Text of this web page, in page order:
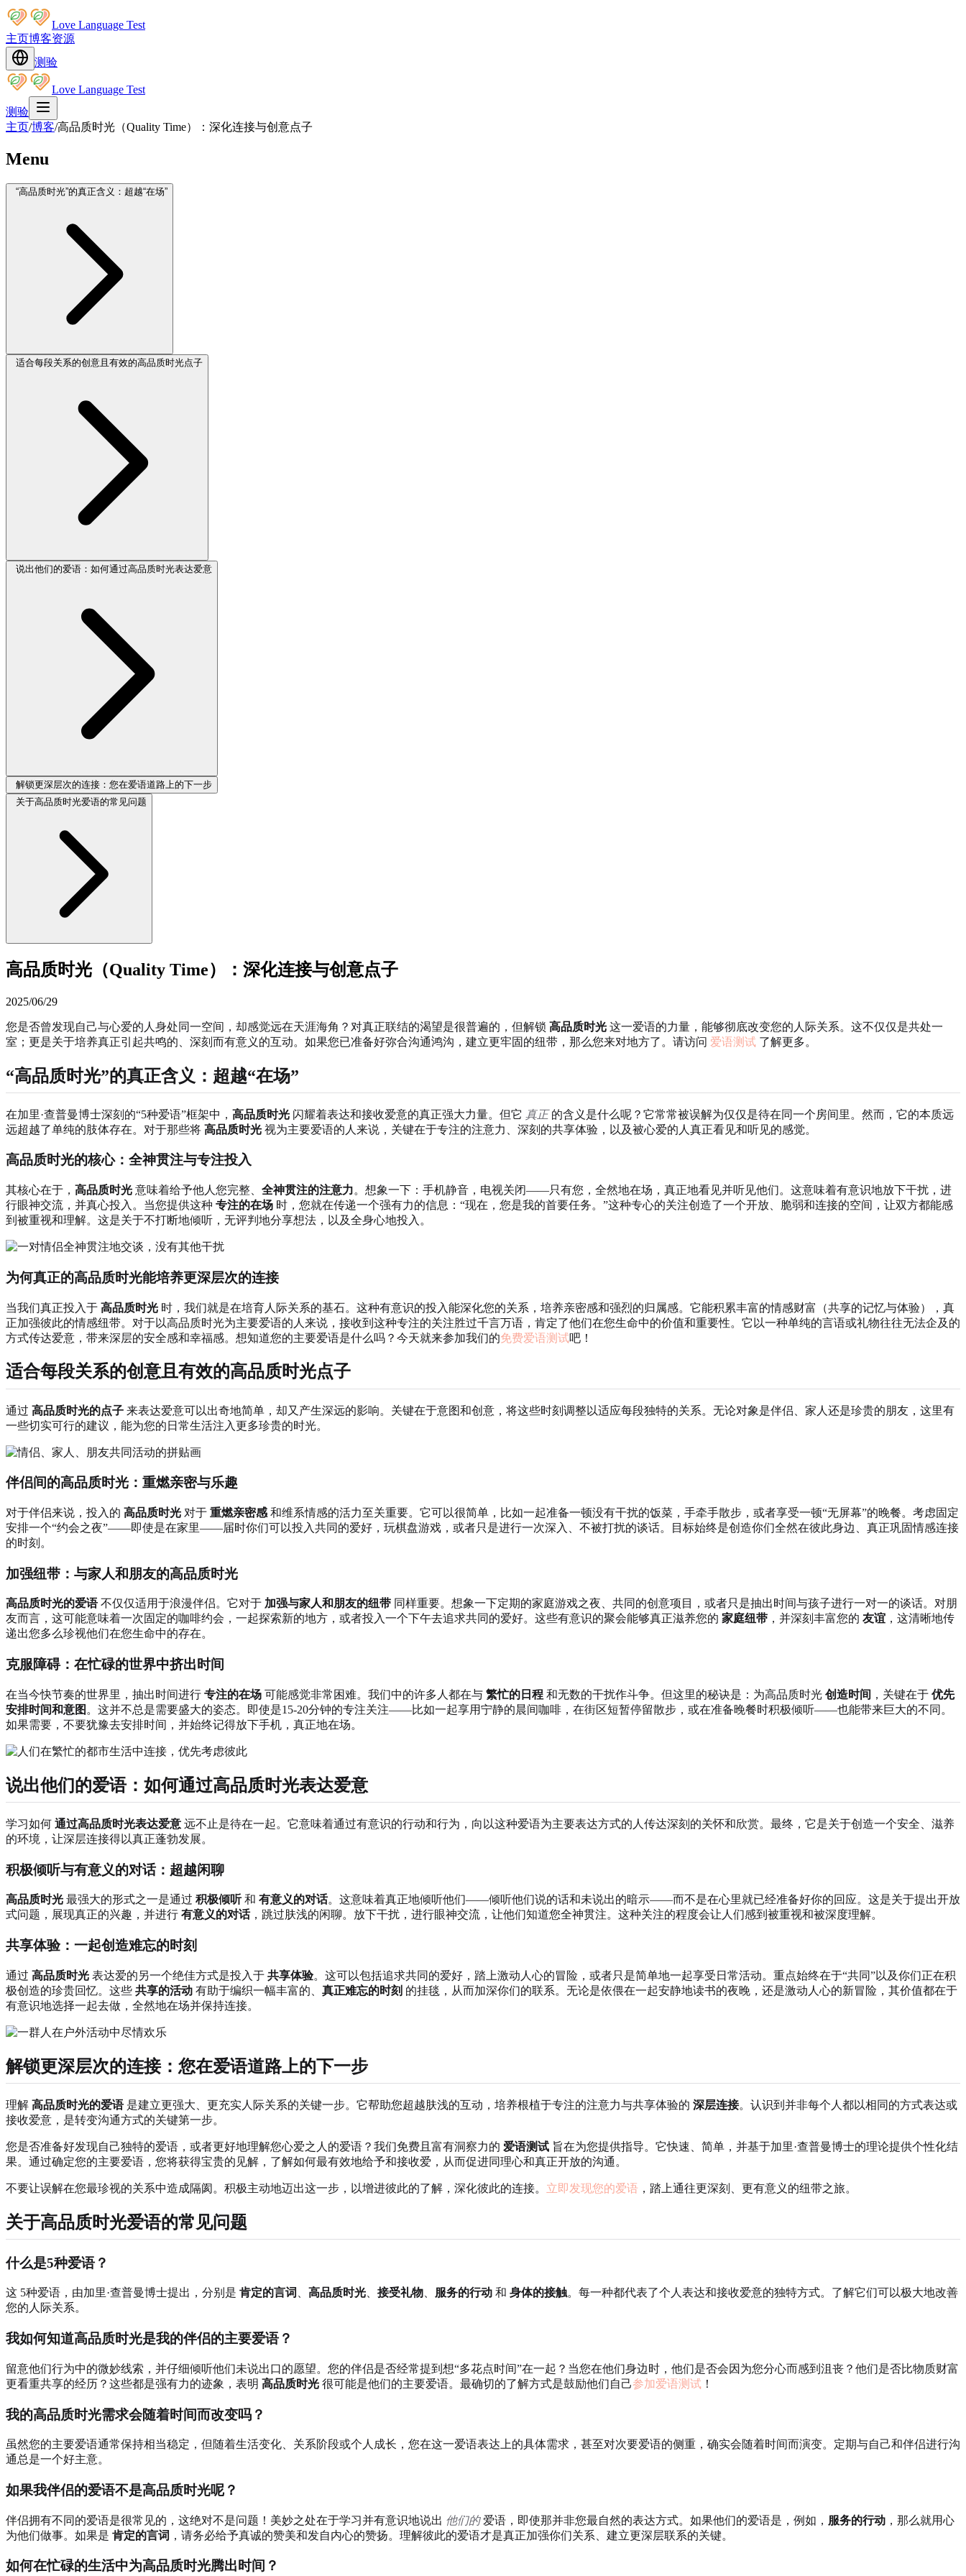
Love Language Test
主页博客资源
测验
Love Language Test
测验
主页/博客/高品质时光（Quality Time）：深化连接与创意点子
Menu
“高品质时光”的真正含义：超越“在场”
适合每段关系的创意且有效的高品质时光点子
说出他们的爱语：如何通过高品质时光表达爱意
解锁更深层次的连接：您在爱语道路上的下一步
关于高品质时光爱语的常见问题
高品质时光（Quality Time）：深化连接与创意点子
2025/06/29
您是否曾发现自己与心爱的人身处同一空间，却感觉远在天涯海角？对真正联结的渴望是很普遍的，但解锁 高品质时光 这一爱语的力量，能够彻底改变您的人际关系。这不仅仅是共处一
室；更是关于培养真正引起共鸣的、深刻而有意义的互动。如果您已准备好弥合沟通鸿沟，建立更牢固的纽带，那么您来对地方了。请访问 爱语测试 了解更多。
“高品质时光”的真正含义：超越“在场”
在加里·查普曼博士深刻的“5种爱语”框架中， 高品质时光 闪耀着表达和接收爱意的真正强大力量。但它 真正的含义是什么呢？它常常被误解为仅仅是待在同一个房间里。然而，它的本质远
远超越了单纯的肢体存在。对于那些将 高品质时光 视为主要爱语的人来说，关键在于专注的注意力、深刻的共享体验，以及被心爱的人真正看见和听见的感觉。
高品质时光的核心：全神贯注与专注投入
其核心在于， 高品质时光 意味着给予他人您完整、 全神贯注的注意力。想象一下：手机静音，电视关闭——只有您，全然地在场，真正地看见并听见他们。这意味着有意识地放下干扰，进
行眼神交流，并真心投入。当您提供这种 专注的在场 时，您就在传递一个强有力的信息：“现在，您是我的首要任务。”这种专心的关注创造了一个开放、脆弱和连接的空间，让双方都能感
到被重视和理解。这是关于不打断地倾听，无评判地分享想法，以及全身心地投入。
为何真正的高品质时光能培养更深层次的连接
当我们真正投入于 高品质时光 时，我们就是在培育人际关系的基石。这种有意识的投入能深化您的关系，培养亲密感和强烈的归属感。它能积累丰富的情感财富（共享的记忆与体验），真
正加强彼此的情感纽带。对于以高品质时光为主要爱语的人来说，接收到这种专注的关注胜过千言万语，肯定了他们在您生命中的价值和重要性。它以一种单纯的言语或礼物往往无法企及的
方式传达爱意，带来深层的安全感和幸福感。想知道您的主要爱语是什么吗？今天就来参加我们的免费爱语测试吧！
适合每段关系的创意且有效的高品质时光点子
通过 高品质时光的点子 来表达爱意可以出奇地简单，却又产生深远的影响。关键在于意图和创意，将这些时刻调整以适应每段独特的关系。无论对象是伴侣、家人还是珍贵的朋友，这里有
一些切实可行的建议，能为您的日常生活注入更多珍贵的时光。
伴侣间的高品质时光：重燃亲密与乐趣
对于伴侣来说，投入的 高品质时光 对于 重燃亲密感 和维系情感的活力至关重要。它可以很简单，比如一起准备一顿没有干扰的饭菜，手牵手散步，或者享受一顿“无屏幕”的晚餐。考虑固定
安排一个“约会之夜”——即使是在家里——届时你们可以投入共同的爱好，玩棋盘游戏，或者只是进行一次深入、不被打扰的谈话。目标始终是创造你们全然在彼此身边、真正巩固情感连接
的时刻。
加强纽带：与家人和朋友的高品质时光
高品质时光的爱语不仅仅适用于浪漫伴侣。它对于 加强与家人和朋友的纽带 同样重要。想象一下定期的家庭游戏之夜、共同的创意项目，或者只是抽出时间与孩子进行一对一的谈话。对朋
友而言，这可能意味着一次固定的咖啡约会，一起探索新的地方，或者投入一个下午去追求共同的爱好。这些有意识的聚会能够真正滋养您的 家庭纽带 ，并深刻丰富您的 友谊 ，这清晰地传
递出您多么珍视他们在您生命中的存在。
克服障碍：在忙碌的世界中挤出时间
在当今快节奏的世界里，抽出时间进行 专注的在场 可能感觉非常困难。我们中的许多人都在与 繁忙的日程 和无数的干扰作斗争。但这里的秘诀是：为高品质时光 创造时间 ，关键在于 优先
安排时间和意图 。这并不总是需要盛大的姿态。即使是15-20分钟的专注关注——比如一起享用宁静的晨间咖啡，在街区短暂停留散步，或在准备晚餐时积极倾听——也能带来巨大的不同。
如果需要，不要犹豫去安排时间，并始终记得放下手机，真正地在场。
说出他们的爱语：如何通过高品质时光表达爱意
学习如何 通过高品质时光表达爱意 远不止是待在一起。它意味着通过有意识的行动和行为，向以这种爱语为主要表达方式的人传达深刻的关怀和欣赏。最终，它是关于创造一个安全、滋养
的环境，让深层连接得以真正蓬勃发展。
积极倾听与有意义的对话：超越闲聊
高品质时光 最强大的形式之一是通过 积极倾听和 有意义的对话。这意味着真正地倾听他们——倾听他们说的话和未说出的暗示——而不是在心里就已经准备好你的回应。这是关于提出开放
式问题，展现真正的兴趣，并进行 有意义的对话，跳过肤浅的闲聊。放下干扰，进行眼神交流，让他们知道您全神贯注。这种关注的程度会让人们感到被重视和被深度理解。
共享体验：一起创造难忘的时刻
通过 高品质时光 表达爱的另一个绝佳方式是投入于 共享体验。这可以包括追求共同的爱好，踏上激动人心的冒险，或者只是简单地一起享受日常活动。重点始终在于“共同”以及你们正在积
极创造的珍贵回忆。这些 共享的活动 有助于编织一幅丰富的、 真正难忘的时刻 的挂毯，从而加深你们的联系。无论是依偎在一起安静地读书的夜晚，还是激动人心的新冒险，其价值都在于
有意识地选择一起去做，全然地在场并保持连接。
解锁更深层次的连接：您在爱语道路上的下一步
理解 高品质时光的爱语是建立更强大、更充实人际关系的关键一步。它帮助您超越肤浅的互动，培养根植于专注的注意力与共享体验的 深层连接。认识到并非每个人都以相同的方式表达或
接收爱意，是转变沟通方式的关键第一步。
您是否准备好发现自己独特的爱语，或者更好地理解您心爱之人的爱语？我们免费且富有洞察力的 爱语测试 旨在为您提供指导。它快速、简单，并基于加里·查普曼博士的理论提供个性化结
果。通过确定您的主要爱语，您将获得宝贵的见解，了解如何最有效地给予和接收爱，从而促进同理心和真正开放的沟通。
不要让误解在您最珍视的关系中造成隔阂。积极主动地迈出这一步，以增进彼此的了解，深化彼此的连接。 立即发现您的爱语 ，踏上通往更深刻、更有意义的纽带之旅。
关于高品质时光爱语的常见问题
什么是5种爱语？
这 5种爱语，由加里·查普曼博士提出，分别是 肯定的言词 、 高品质时光、 接受礼物、 服务的行动 和 身体的接触。每一种都代表了个人表达和接收爱意的独特方式。了解它们可以极大地改善
您的人际关系。
我如何知道高品质时光是我的伴侣的主要爱语？
留意他们行为中的微妙线索，并仔细倾听他们未说出口的愿望。您的伴侣是否经常提到想“多花点时间”在一起？当您在他们身边时，他们是否会因为您分心而感到沮丧？他们是否比物质财富
更看重共享的经历？这些都是强有力的迹象，表明 高品质时光 很可能是他们的主要爱语。最确切的了解方式是鼓励他们自己参加爱语测试 ！
我的高品质时光需求会随着时间而改变吗？
虽然您的主要爱语通常保持相当稳定，但随着生活变化、关系阶段或个人成长，您在这一爱语表达上的具体需求，甚至对次要爱语的侧重，确实会随着时间而演变。定期与自己和伴侣进行沟
通总是一个好主意。
如果我伴侣的爱语不是高品质时光呢？
伴侣拥有不同的爱语是很常见的，这绝对不是问题！美妙之处在于学习并有意识地说出 他们的爱语，即使那并非您最自然的表达方式。如果他们的爱语是，例如， 服务的行动 ，那么就用心
为他们做事。如果是 肯定的言词 ，请务必给予真诚的赞美和发自内心的赞扬。理解彼此的爱语才是真正加强你们关系、建立更深层联系的关键。
如何在忙碌的生活中为高品质时光腾出时间？